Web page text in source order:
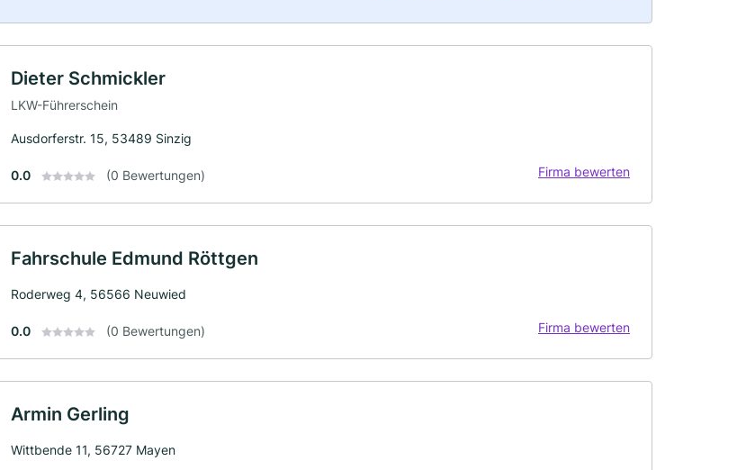
Dieter Schmickler
LKW-Führerschein
Ausdorferstr. 15, 53489 Sinzig
0.0 (0 Bewertungen) Firma bewerten
Fahrschule Edmund Röttgen
Roderweg 4, 56566 Neuwied
0.0 (0 Bewertungen) Firma bewerten
Armin Gerling
Wittbende 11, 56727 Mayen